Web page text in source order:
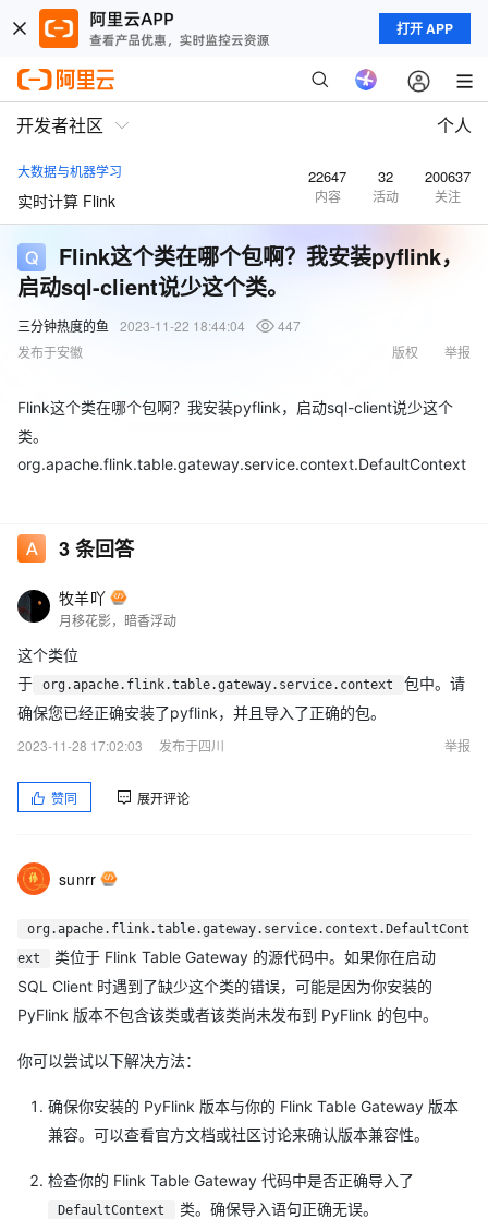
打开 APP
开发者社区 个人
大数据与机器学习
实时计算 Flink
22647
内容
32
活动
200637
关注
Flink这个类在哪个包啊？我安装pyflink，
启动sql-client说少这个类。
三分钟热度的鱼 2023-11-22 18:44:04
447
发布于安徽
举报
版权
Flink这个类在哪个包啊？我安装pyflink，启动sql-client说少这个
类。
org.apache.flink.table.gateway.service.context.DefaultContext
3条回答
牧羊吖
月移花影，暗香浮动
这个类位
于
org.apache.flink.table.gateway.service.context
包中。请
确保您已经正确安装了pyflink，并且导入了正确的包。
2023-11-28 17:02:03
发布于四川 举报
赞同 展开评论
sunrr
org.apache.flink.table.gateway.service.context.DefaultCont
ext
类位于 Flink Table Gateway 的源代码中。如果你在启动
SQL Client 时遇到了缺少这个类的错误，可能是因为你安装的
PyFlink 版本不包含该类或者该类尚未发布到 PyFlink 的包中。
你可以尝试以下解决方法：
确保你安装的 PyFlink 版本与你的 Flink Table Gateway 版本
兼容。可以查看官方文档或社区讨论来确认版本兼容性。
检查你的 Flink Table Gateway 代码中是否正确导入了
DefaultContext 类。确保导入语句正确无误。